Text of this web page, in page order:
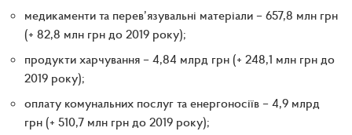
медикаменти та перев’язувальні матеріали – 657,8 млн грн
(+ 82,8 млн грн до 2019 року);
продукти харчування – 4,84 млрд грн (+ 248,1 млн грн до
2019 року);
оплату комунальних послуг та енергоносіїв – 4,9 млрд
грн (+ 510,7 млн грн до 2019 року);